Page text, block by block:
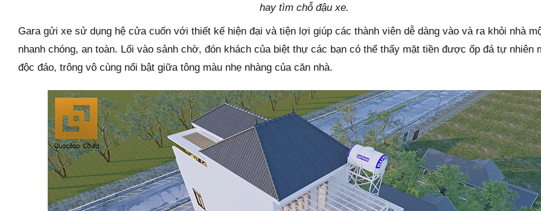
hay tìm chỗ đậu xe.
Gara gửi xe sử dụng hệ cửa cuốn với thiết kế hiện đại và tiện lợi giúp các thành viên dễ dàng vào và ra khỏi nhà
nhanh chóng, an toàn. Lối vào sảnh chờ, đón khách của biệt thự các bạn có thể thấy mặt tiền được ốp đá tự nhiên
độc đáo, trông vô cùng nổi bật giữa tông màu nhẹ nhàng của căn nhà.